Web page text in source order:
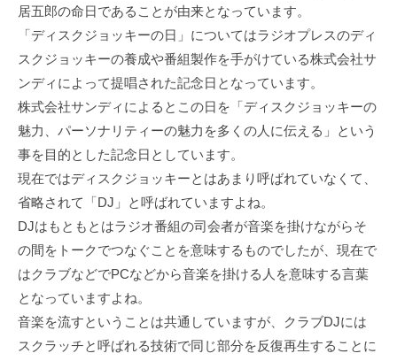
居五郎の命日であることが由来となっています。
「ディスクジョッキーの日」についてはラジオプレスのディ
スクジョッキーの養成や番組製作を手がけている株式会社サ
ンディによって提唱された記念日となっています。
株式会社サンディによるとこの日を「ディスクジョッキーの
魅力、パーソナリティーの魅力を多くの人に伝える」という
事を目的とした記念日としています。
現在ではディスクジョッキーとはあまり呼ばれていなくて、
省略されて「DJ」と呼ばれていますよね。
DJはもともとはラジオ番組の司会者が音楽を掛けながらそ
の間をトークでつなぐことを意味するものでしたが、現在で
はクラブなどでPCなどから音楽を掛ける人を意味する言葉
となっていますよね。
音楽を流すということは共通していますが、クラブDJには
スクラッチと呼ばれる技術で同じ部分を反復再生することに